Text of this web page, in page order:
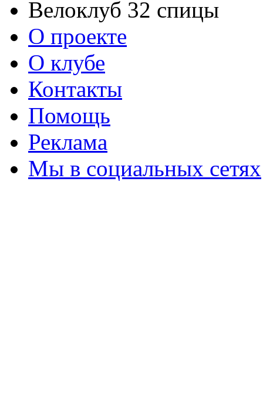
Велоклуб 32 спицы
О проекте
О клубе
Контакты
Помощь
Реклама
Мы в социальных сетях